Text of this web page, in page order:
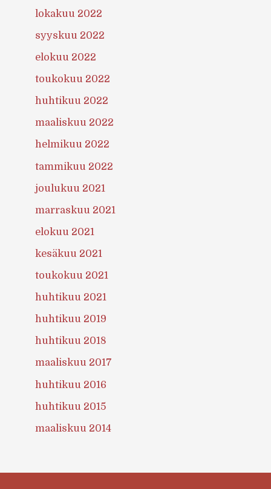
lokakuu 2022
syyskuu 2022
elokuu 2022
toukokuu 2022
huhtikuu 2022
maaliskuu 2022
helmikuu 2022
tammikuu 2022
joulukuu 2021
marraskuu 2021
elokuu 2021
kesäkuu 2021
toukokuu 2021
huhtikuu 2021
huhtikuu 2019
huhtikuu 2018
maaliskuu 2017
huhtikuu 2016
huhtikuu 2015
maaliskuu 2014